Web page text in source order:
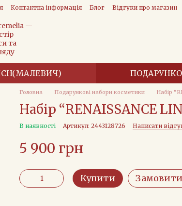
Контактна інформація Блог Відгуки про магазин
Головна Подарункові набори косметики Набір
Набір “RENAISSANCE
В наявності Артикул: 2443128726 Написати
5 900 грн
Купити